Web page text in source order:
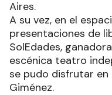
Aires.
A su vez, en el
presentaciones de
SolEdades,
escénica teatro
se pudo disfrutar en
Giménez.